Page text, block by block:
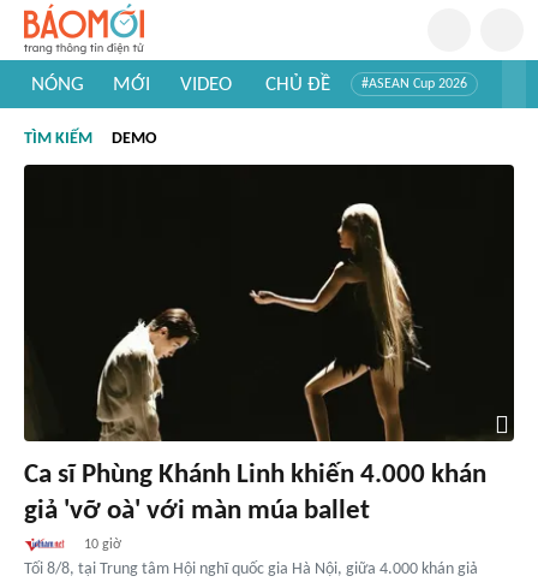
NÓNG MỚI VIDEO CHỦ ĐỀ #ASEAN Cup 2026
#Khám phá thế giới
TÌM KIẾM DEMO
Ca sĩ Phùng Khánh Linh khiến 4.000 khán
giả 'vỡ oà' với màn múa ballet
10 giờ
Tối 8/8, tại Trung tâm Hội nghĩ quốc gia Hà Nội, giữa 4.000 khán giả